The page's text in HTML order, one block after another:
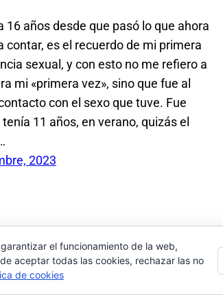
16 años desde que pasó lo que ahora
contar, es el recuerdo de mi primera
sexual, y con esto no me refiero a
mi «primera vez», sino que fue al
con el sexo que tuve. Fue
11 años, en verano, quizás el
2023
el funcionamiento de la web,
aceptar todas las cookies, rechazar las no
de cookies